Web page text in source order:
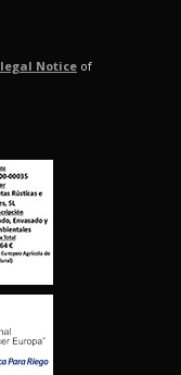
legal Notice of